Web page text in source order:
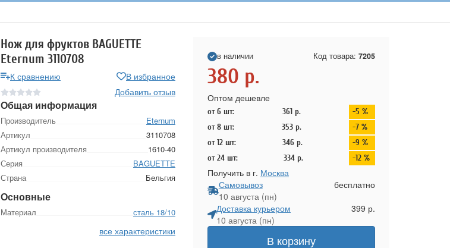
Нож для фруктов BAGUETTE
Eternum 3110708
К сравнению
В избранное
Добавить отзыв
Общая информация
Производитель
Eternum
Артикул
3110708
Артикул производителя
1610-40
Серия
BAGUETTE
Страна
Бельгия
Основные
Материал сталь 18/10
все характеристики
в наличии Код товара: 7205
380 р.
Оптом дешевле
от 6 шт: 361 р.
-5 %
от 8 шт:
353 р.
-7 %
от 12 шт:
346 р.
-9 %
от 24 шт:
334 р. -12 %
Получить в г. Москва
Самовывоз
10 августа (пн)
бесплатно
Доставка курьером
10 августа (пн)
399 р.
В корзину